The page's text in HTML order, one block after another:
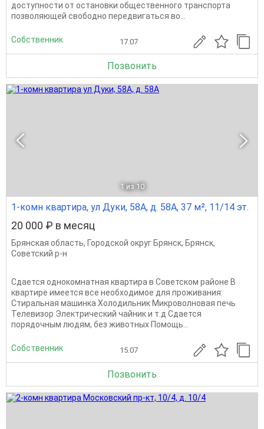
доступности от остановки общественного транспорта
позволяющей свободно передвигаться во...
Собственник 17.07
Позвонить
1 из 10
1-комн квартира, ул Дуки, 58А, д. 58А, 37 м², 11/14 эт.
20 000 ₽ в месяц
Брянская область, Городской округ Брянск, Брянск,
Советский р-н
Сдается однокомнатная квартира в Советском районе В
квартире имеется все необходимое для проживания:
Стиральная машинка Холодильник Микроволновая печь
Телевизор Электрический чайник и т.д Сдается
порядочным людям, без животных Помощь...
Собственник 15.07
Позвонить